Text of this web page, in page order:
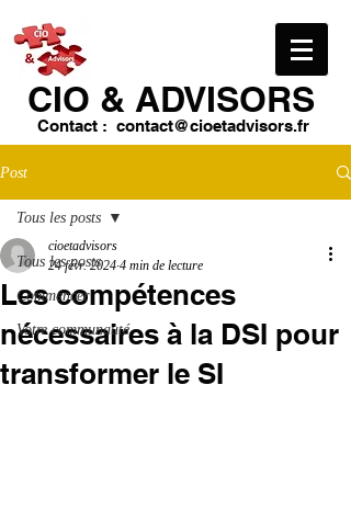
CIO & ​ADVISORS
Contact : contact@cioetadvisors.fr
Post
Tous les posts
Commencer
Votre communauté
Tous les posts
Les compétences
nécessaires à la DSI pour
transformer le SI
cioetadvisors
24 févr. 2024 4 min de lecture